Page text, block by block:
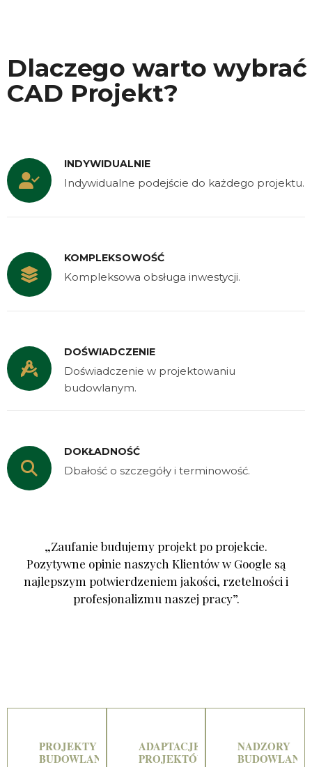
Dlaczego warto wybrać
CAD Projekt?
INDYWIDUALNIE
Indywidualne podejście do każdego projektu.
KOMPLEKSOWOŚĆ
Kompleksowa obsługa inwestycji.
DOŚWIADCZENIE
Doświadczenie w projektowaniu
budowlanym.
DOKŁADNOŚĆ
Dbałość o szczegóły i terminowość.
„Zaufanie budujemy projekt po projekcie.
Pozytywne opinie naszych Klientów w Google są
najlepszym potwierdzeniem jakości, rzetelności i
profesjonalizmu naszej pracy”.
PROJEKTY
BUDOWLANE
ADAPTACJE
PROJEKTÓW
NADZORY
BUDOWLANE